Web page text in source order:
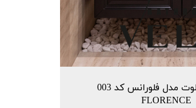
روشویی ولوت مدل فلورانس کد 003
FLORENCE